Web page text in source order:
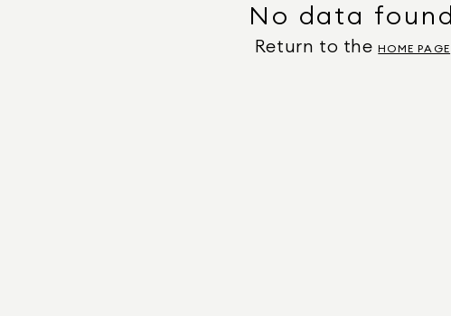
No data found
Return to the HOME PAGE